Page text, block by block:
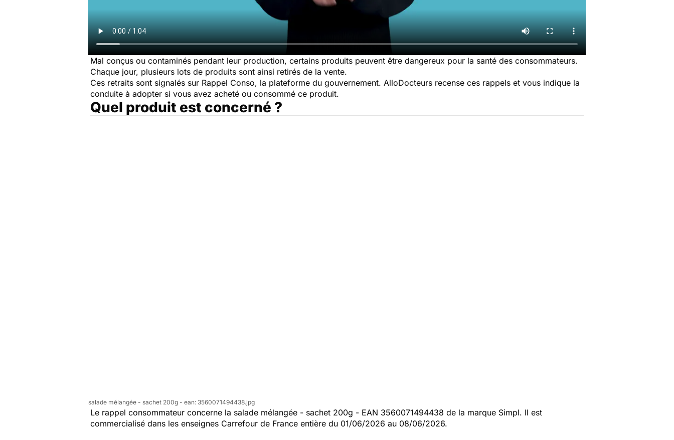
Mal conçus ou contaminés pendant leur production, certains produits peuvent être dangereux pour la santé des consommateurs.
Chaque jour, plusieurs lots de produits sont ainsi retirés de la vente.
Ces retraits sont signalés sur Rappel Conso, la plateforme du gouvernement. AlloDocteurs recense ces rappels et vous indique la
conduite à adopter si vous avez acheté ou consommé ce produit.
Quel produit est concerné ?
salade mélangée - sachet 200g - ean: 3560071494438.jpg
Le rappel consommateur concerne la salade mélangée - sachet 200g - EAN 3560071494438 de la marque Simpl. Il est
commercialisé dans les enseignes Carrefour de France entière du 01/06/2026 au 08/06/2026.